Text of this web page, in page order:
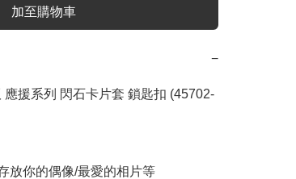
加至購物車
−
援系列 閃石卡片套 鎖匙扣 (45702-
放你的偶像/最愛的相片等